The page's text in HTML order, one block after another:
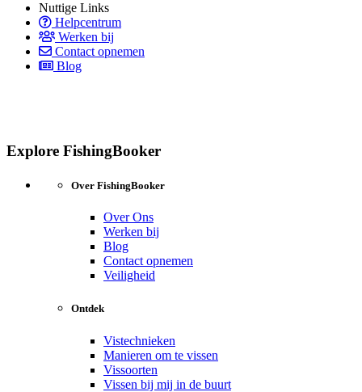
Nuttige Links
Helpcentrum
Werken bij
Contact opnemen
Blog
Explore FishingBooker
Over FishingBooker
Over Ons
Werken bij
Blog
Contact opnemen
Veiligheid
Ontdek
Vistechnieken
Manieren om te vissen
Vissoorten
Vissen bij mij in de buurt